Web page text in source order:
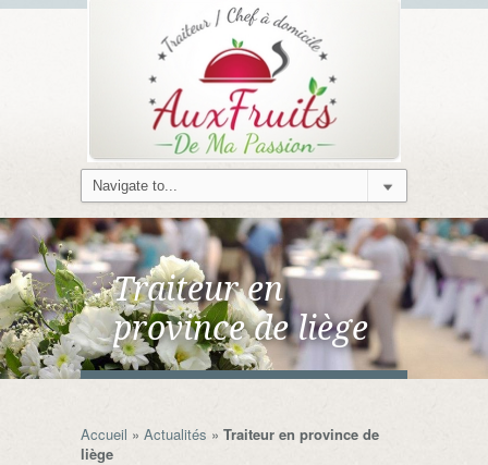
Traiteur en
province de liège
Accueil » Actualités » Traiteur en province de
liège